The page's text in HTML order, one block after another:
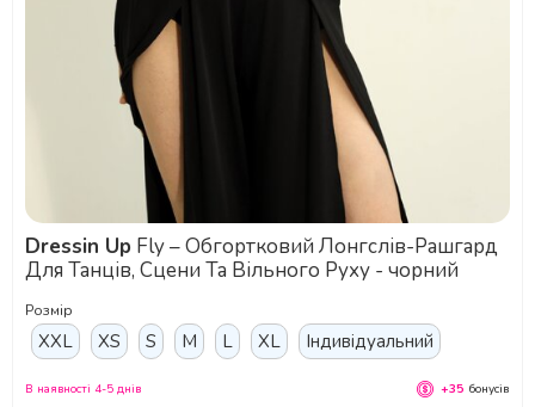
Dressin Up
Для Танців, Сцени Та Вільного Руху - чорний
Розмір
XXL XS S M L XL Індивідуальний
В наявності 4-5 днів +35 бонусів